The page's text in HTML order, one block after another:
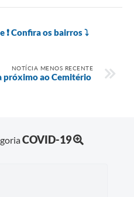
❗ Confira os bairros ⤵
NOTÍCIA MENOS RECENTE
próximo ao Cemitério
COVID-19